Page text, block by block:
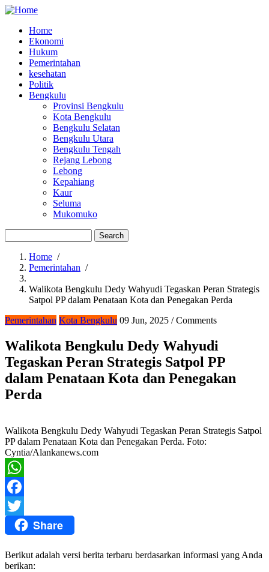
Main
navigation
Home
Ekonomi
Hukum
Pemerintahan
kesehatan
Politik
Bengkulu
Provinsi Bengkulu
Kota Bengkulu
Bengkulu Selatan
Bengkulu Utara
Bengkulu Tengah
Rejang Lebong
Lebong
Kepahiang
Kaur
Seluma
Mukomuko
Breadcrumb
Home /
Pemerintahan /
Walikota Bengkulu Dedy Wahyudi Tegaskan Peran Strategis
Satpol PP dalam Penataan Kota dan Penegakan Perda
Pemerintahan Kota Bengkulu 09 Jun, 2025 /Comments
Walikota Bengkulu Dedy Wahyudi
Tegaskan Peran Strategis Satpol PP
dalam Penataan Kota dan Penegakan
Perda
Walikota Bengkulu Dedy Wahyudi Tegaskan Peran Strategis Satpol
PP dalam Penataan Kota dan Penegakan Perda. Foto:
Cyntia/Alankanews.com
WhatsApp
Facebook
Twitter Share
Berikut adalah versi berita terbaru berdasarkan informasi yang Anda
berikan: